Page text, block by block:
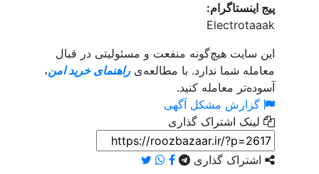
پیج اینستاگرام:
Electrotaaak
این سایت هیچ‌گونه منفعت و مسئولیتی در قبال
معامله شما ندارد. با مطالعه‌یراهنمای خرید امن،
آسوده‌تر معامله کنید.
گزارش مشکل آگهی
لینک اشتراک گذاری
اشتراک گذاری